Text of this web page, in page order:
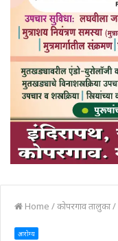
Home /कोपरगाव तालुका/
आरोग्य